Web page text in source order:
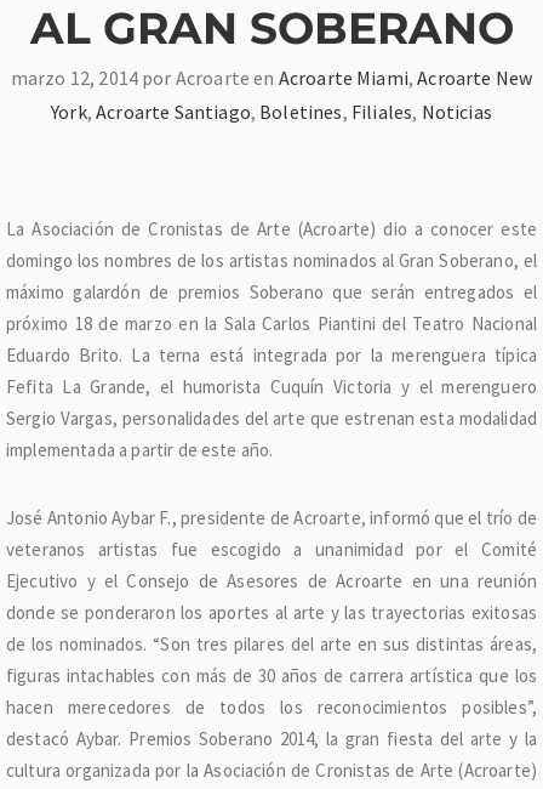
AL GRAN SOBERANO
marzo 12, 2014 por Acroarte en Acroarte Miami,Acroarte New
York,Acroarte Santiago, Boletines, Filiales, Noticias
La Asociación de Cronistas de Arte (Acroarte) dio a conocer este
domingo los nombres de los artistas nominados al Gran Soberano, el
máximo galardón de premios Soberano que serán entregados el
próximo 18 de marzo en la Sala Carlos Piantini del Teatro Nacional
Eduardo Brito. La terna está integrada por la merenguera típica
Fefita La Grande, el humorista Cuquín Victoria y el merenguero
Sergio Vargas, personalidades del arte que estrenan esta modalidad
implementada a partir de este año.
José Antonio Aybar F., presidente de Acroarte, informó que el trío de
veteranos artistas fue escogido a unanimidad por el Comité
Ejecutivo y el Consejo de Asesores de Acroarte en una reunión
donde se ponderaron los aportes al arte y las trayectorias exitosas
de los nominados. “Son tres pilares del arte en sus distintas áreas,
figuras intachables con más de 30 años de carrera artística que los
hacen merecedores de todos los reconocimientos posibles”,
destacó Aybar. Premios Soberano 2014, la gran fiesta del arte y la
cultura organizada por la Asociación de Cronistas de Arte (Acroarte)